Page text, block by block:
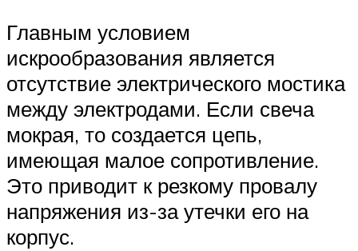
Главным условием
искрообразования является
отсутствие электрического мостика
между электродами. Если свеча
мокрая, то создается цепь,
имеющая малое сопротивление.
Это приводит к резкому провалу
напряжения из-за утечки его на
корпус.